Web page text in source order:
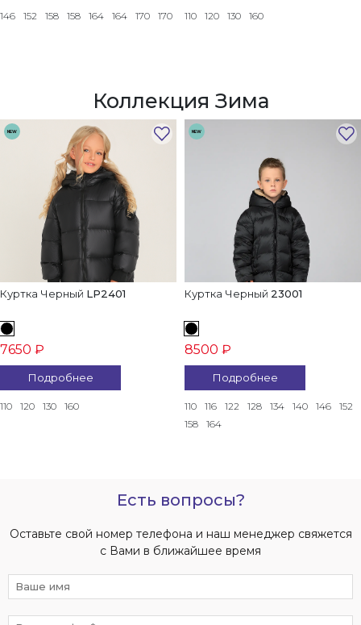
146 152 158 158 164 164 170 170 110 120 130 160
Коллекция Зима
NEW
Куртка Черный LP2401
7650 ₽
Подробнее
110 120 130 160
NEW
Куртка Черный 23001
8500 ₽
Подробнее
110 116 122 128 134 140 146
152
158
164
Есть вопросы?
Оставьте свой номер телефона и наш менеджер свяжется
с Вами в ближайшее время